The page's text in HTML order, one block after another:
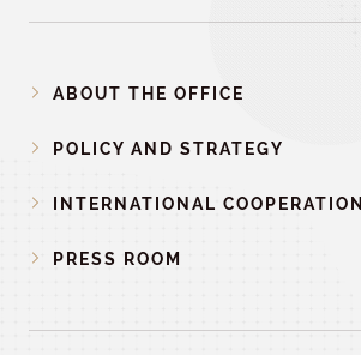
ABOUT THE OFFICE
POLICY AND STRATEGY
INTERNATIONAL COOPERATION
PRESS ROOM